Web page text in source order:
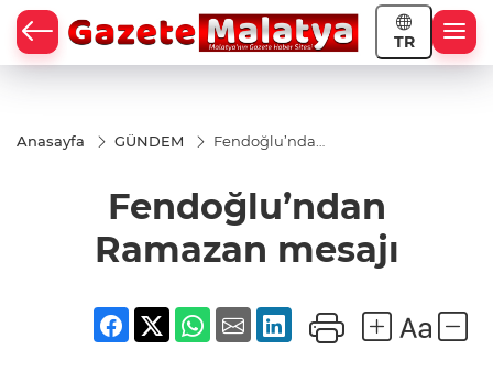
TR
Anasayfa GÜNDEM
Fendoğlu’ndan
Fendoğlu’ndan
Ramazan mesajı